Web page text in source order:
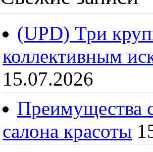
(UPD) Три
коллективным
15.07.2026
Преимущества
салона красоты